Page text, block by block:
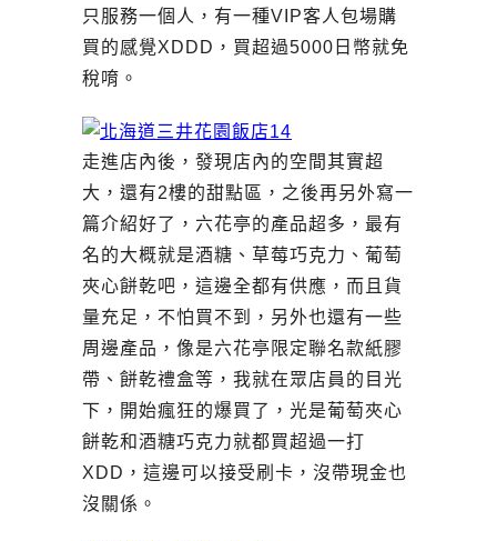
只服務一個人，有一種VIP客人包場購
買的感覺XDDD，買超過5000日幣就免
稅唷。
走進店內後，發現店內的空間其實超
大，還有2樓的甜點區，之後再另外寫一
篇介紹好了，六花亭的產品超多，最有
名的大概就是酒糖、草莓巧克力、葡萄
夾心餅乾吧，這邊全都有供應，而且貨
量充足，不怕買不到，另外也還有一些
周邊產品，像是六花亭限定聯名款紙膠
帶、餅乾禮盒等，我就在眾店員的目光
下，開始瘋狂的爆買了，光是葡萄夾心
餅乾和酒糖巧克力就都買超過一打
XDD，這邊可以接受刷卡，沒帶現金也
沒關係。